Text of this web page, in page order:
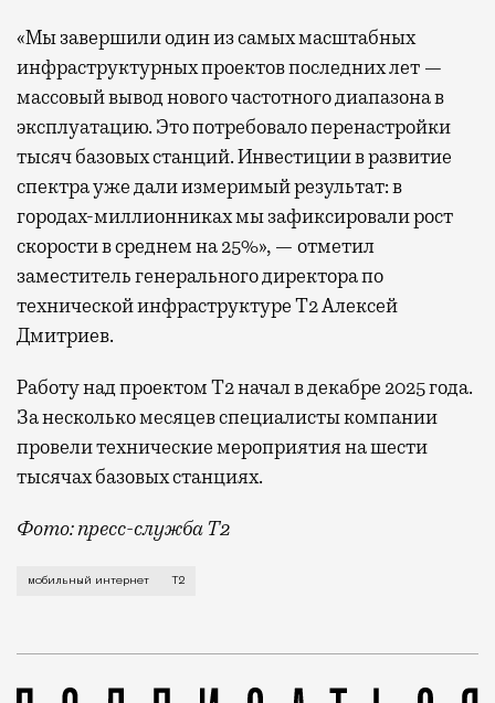
«Мы завершили один из самых масштабных
инфраструктурных проектов последних лет —
массовый вывод нового частотного диапазона в
эксплуатацию. Это потребовало перенастройки
тысяч базовых станций. Инвестиции в развитие
спектра уже дали измеримый результат: в
городах-миллионниках мы зафиксировали рост
скорости в среднем на 25%», — отметил
заместитель генерального директора по
технической инфраструктуре Т2 Алексей
Дмитриев.
Работу над проектом Т2 начал в декабре 2025 года.
За несколько месяцев специалисты компании
провели технические мероприятия на шести
тысячах базовых станциях.
Фото: пресс-служба Т2
Мобильный оператор Т2 завершил работы по
мобильный интернет Т2